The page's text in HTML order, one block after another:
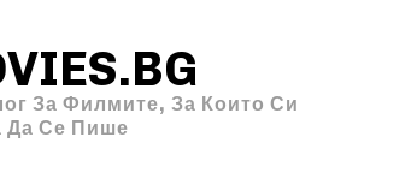
За Филмите, За Които Си
Да Се Пише